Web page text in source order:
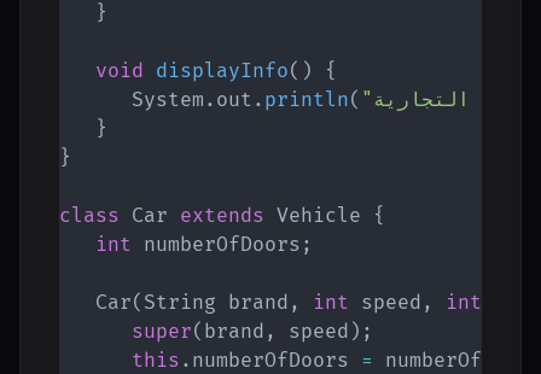
}
void displayInfo( )
{
System . out . println(
}
}
class Car extends Vehicle
{
int numberOfDoors ;
Car( String brand , int speed , int
super( brand , speed ) ;
this . numberOfDoors = numberOfDoors